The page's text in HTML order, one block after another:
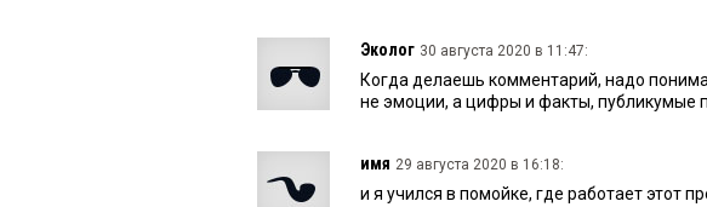
Эколог 30 августа 2020 в 11:47:
Когда делаешь комментарий, надо
не эмоции, а цифры и факты, публикумые
имя 29 августа 2020 в 16:18:
и я учился в помойке, где работает этот